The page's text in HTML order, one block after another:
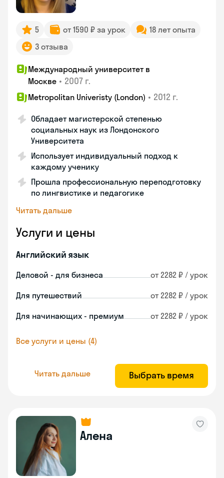
5 от 1590 ₽ за урок
18 лет опыта
3 отзыва
Международный университет в
Москве • 2007 г.
Metropolitan Univeristy (London) • 2012 г.
Обладает магистерской степенью
социальных наук из Лондонского
Университета
Использует индивидуальный подход к
каждому ученику
Прошла профессиональную переподготовку
по лингвистике и педагогике
Читать дальше
Услуги и цены
Английский язык
Деловой - для бизнеса от 2282 ₽ / урок
Для путешествий от 2282 ₽ / урок
Для начинающих - премиум от 2282 ₽ / урок
Все услуги и цены (4)
Читать дальше Выбрать время
Алена